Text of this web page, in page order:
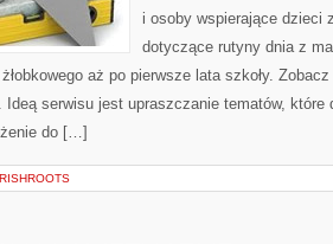
i osoby wspierające dzieci
dotyczące rutyny dnia z
aż po pierwsze lata szkoły.
Ideą serwisu jest upraszczanie tematów, które
do […]